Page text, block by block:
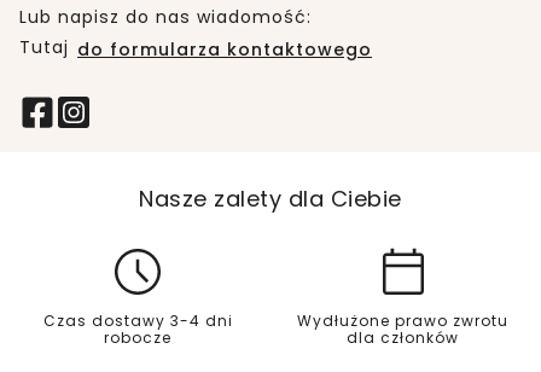
Lub napisz do nas wiadomość:
Tutaj do formularza kontaktowego
Nasze zalety dla Ciebie
Czas dostawy 3-4 dni
robocze
Wydłużone prawo zwrotu
dla członków